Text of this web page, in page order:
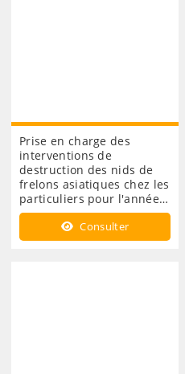
Prise en charge des
interventions de
destruction des nids de
frelons asiatiques chez les
particuliers pour l'année…
Consulter